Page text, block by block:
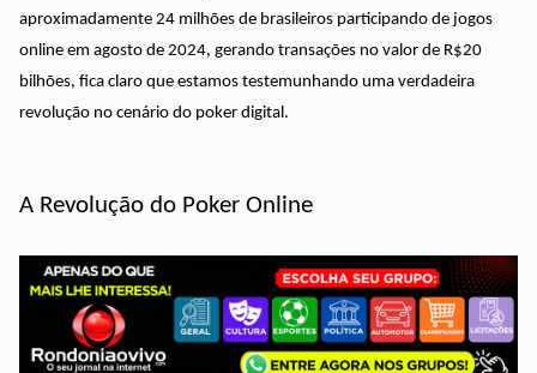
aproximadamente 24 milhões de brasileiros participando de jogos
online em agosto de 2024, gerando transações no valor de R$20
bilhões, fica claro que estamos testemunhando uma verdadeira
revolução no cenário do poker digital.
A Revolução do Poker Online